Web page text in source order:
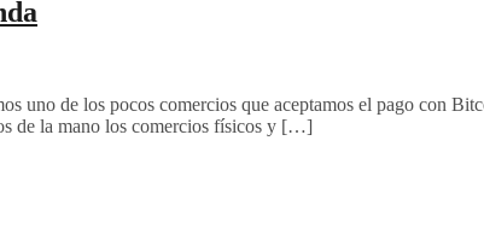
uno de los pocos comercios que aceptamos el pago con
de la mano los comercios físicos y […]